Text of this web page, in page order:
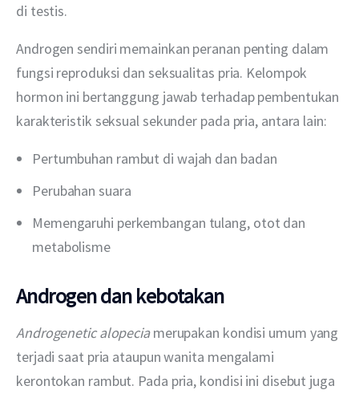
di testis.
Androgen sendiri memainkan peranan penting dalam
fungsi reproduksi dan seksualitas pria. Kelompok
hormon ini bertanggung jawab terhadap pembentukan
karakteristik seksual sekunder pada pria, antara lain:
Pertumbuhan rambut di wajah dan badan
Perubahan suara
Memengaruhi perkembangan tulang, otot dan
metabolisme
Androgen dan kebotakan
Androgenetic alopecia merupakan kondisi umum yang
terjadi saat pria ataupun wanita mengalami
kerontokan rambut. Pada pria, kondisi ini disebut juga